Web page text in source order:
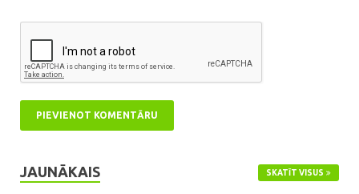
JAUNĀKAIS SKATĪT VISUS